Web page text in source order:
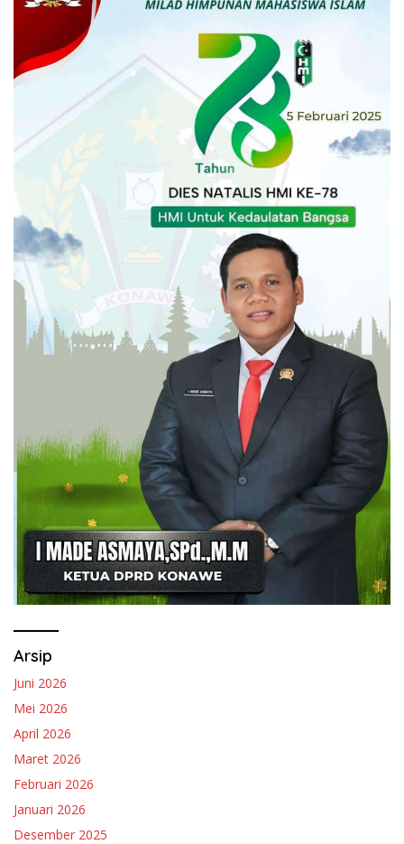
Arsip
Juni 2026
Mei 2026
April 2026
Maret 2026
Februari 2026
Januari 2026
Desember 2025